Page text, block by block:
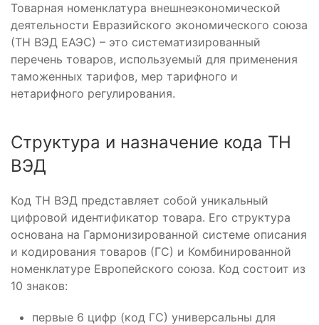
Товарная номенклатура внешнеэкономической
деятельности Евразийского экономического союза
(ТН ВЭД ЕАЭС) – это систематизированный
перечень товаров, используемый для применения
таможенных тарифов, мер тарифного и
нетарифного регулирования.
Структура и назначение кода ТН
ВЭД
Код ТН ВЭД представляет собой уникальный
цифровой идентификатор товара. Его структура
основана на Гармонизированной системе описания
и кодирования товаров (ГС) и Комбинированной
номенклатуре Европейского союза. Код состоит из
10 знаков:
первые 6 цифр (код ГС) универсальны для